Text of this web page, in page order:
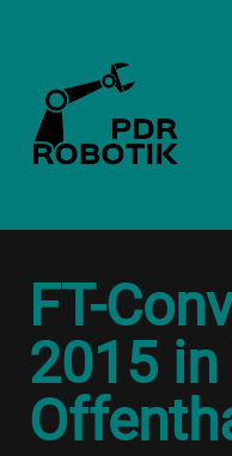
FT-
2015 in